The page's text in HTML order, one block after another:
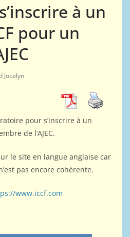
à un
pour un
Jocelyn
pour s’inscrire à un
de l’AJEC.
le site en langue anglaise car
pas encore cohérente.
www.iccf.com